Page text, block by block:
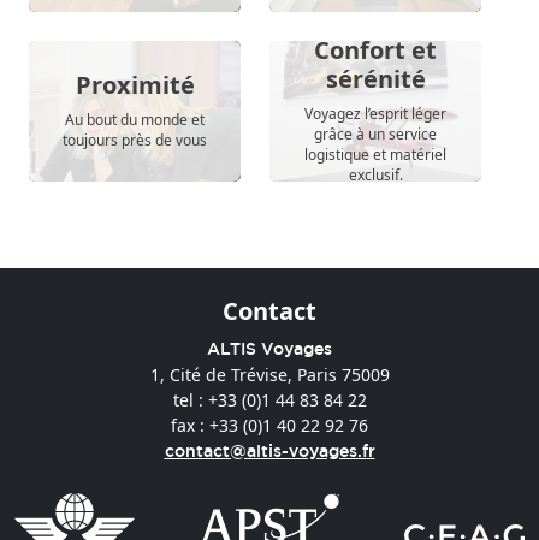
Proximité
Au bout du monde et
toujours près de vous
Confort et
sérénité
Voyagez l’esprit léger
grâce à un service
logistique et matériel
exclusif.
Contact
ALTIS Voyages
1, Cité de Trévise, Paris 75009
tel : +33 (0)1 44 83 84 22
fax : +33 (0)1 40 22 92 76
contact@altis-voyages.fr